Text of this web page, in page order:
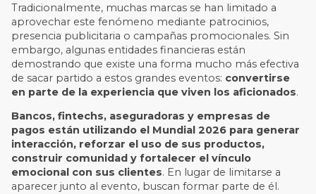
Tradicionalmente, muchas marcas se han limitado a
aprovechar este fenómeno mediante patrocinios,
presencia publicitaria o campañas promocionales. Sin
embargo, algunas entidades financieras están
demostrando que existe una forma mucho más efectiva
de sacar partido a estos grandes eventos: convertirse
en parte de la experiencia que viven los aficionados.
Bancos, fintechs, aseguradoras y empresas de
pagos están utilizando el Mundial 2026 para generar
interacción, reforzar el uso de sus productos,
construir comunidad y fortalecer el vínculo
emocional con sus clientes. En lugar de limitarse a
aparecer junto al evento, buscan formar parte de él.